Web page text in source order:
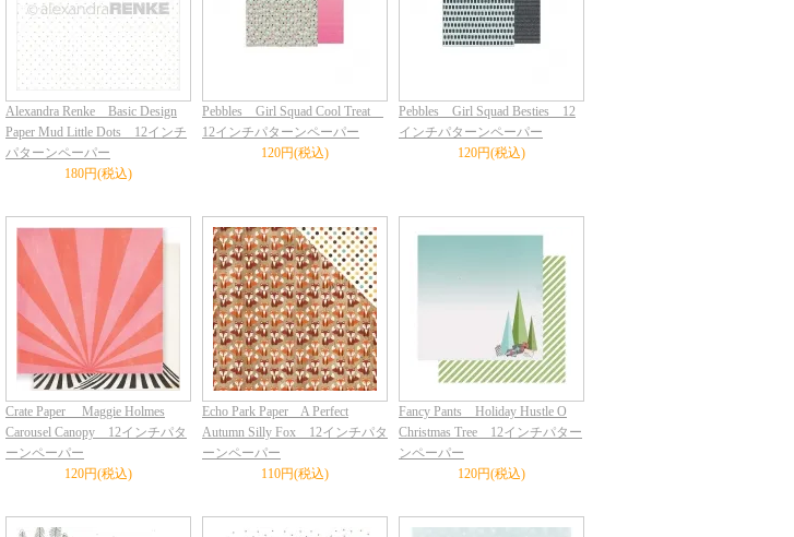
Alexandra Renke Basic Design
Paper Mud Little Dots 12インチ
パターンペーパー
180円(税込)
Pebbles Girl Squad Cool Treat
12インチパターンペーパー
120円(税込)
Pebbles Girl Squad Besties 12
インチパターンペーパー
120円(税込)
Crate Paper Maggie Holmes
Carousel Canopy 12インチパタ
ーンペーパー
120円(税込)
Echo Park Paper A Perfect
Autumn Silly Fox 12インチパタ
ーンペーパー
110円(税込)
Fancy Pants Holiday Hustle O
Christmas Tree 12インチパター
ンペーパー
120円(税込)